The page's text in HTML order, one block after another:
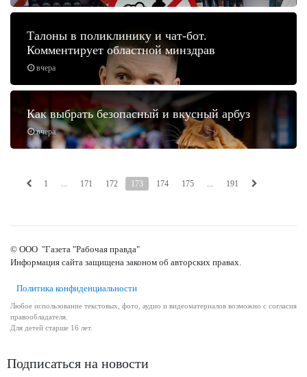
вчера
Талоны в поликлинику и чат-бот.
Комментирует областной минздрав
вчера
Как выбрать безопасный и вкусный арбуз
1 ... 171 172 173 174 175 ... 191
© ООО "Газета "Рабочая правда"
Информация сайта защищена законом об авторских правах.
Политика конфиденциальности
Любое использование текстовых, фото, аудио и видеоматериалов возможно с согласия
правообладателя.
Для детей старше 16 лет.
Подписаться на новости